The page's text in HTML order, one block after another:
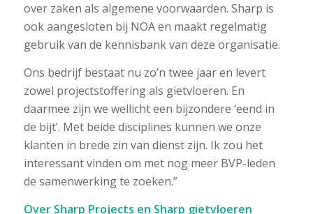
over zaken als algemene voorwaarden. Sharp is
ook aangesloten bij NOA en maakt regelmatig
gebruik van de kennisbank van deze organisatie.
Ons bedrijf bestaat nu zo’n twee jaar en levert
zowel projectstoffering als gietvloeren. En
daarmee zijn we wellicht een bijzondere ‘eend in
de bijt’. Met beide disciplines kunnen we onze
klanten in brede zin van dienst zijn. Ik zou het
interessant vinden om met nog meer BVP-leden
de samenwerking te zoeken.”
Over Sharp Projects en Sharp gietvloeren